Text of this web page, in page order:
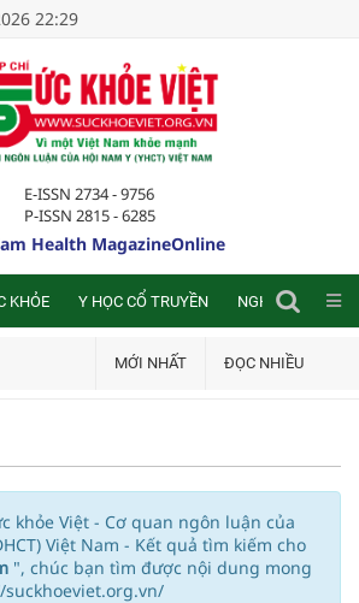
22:29
E-ISSN 2734 - 9756
P-ISSN 2815 - 6285
Health MagazineOnline
KHỎE Y HỌC CỔ TRUYỀN NGHIÊN CỨU
MỚI NHẤT ĐỌC NHIỀU
khỏe Việt - Cơ quan ngôn luận của
Việt Nam - Kết quả tìm kiếm cho
", chúc bạn tìm được nội dung mong